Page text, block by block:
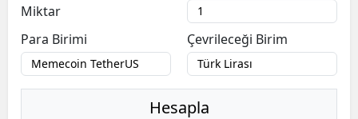
Miktar
Para Birimi
Çevrileceği Birim
Hesapla